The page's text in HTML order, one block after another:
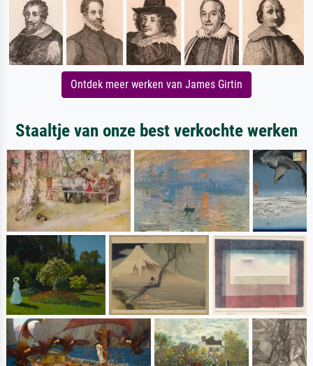
Ontdek meer werken van James Girtin
Staaltje van onze best verkochte werken